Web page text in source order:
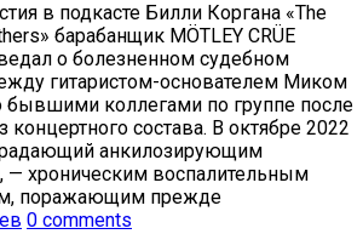
в подкасте Билли Коргана «The
барабанщик MÖTLEY CRÜE
о болезненном судебном
гитаристом-основателем Миком
бывшими коллегами по группе после
концертного состава. В октябре 2022
анкилозирующим
— хроническим воспалительным
поражающим прежде
0 comments